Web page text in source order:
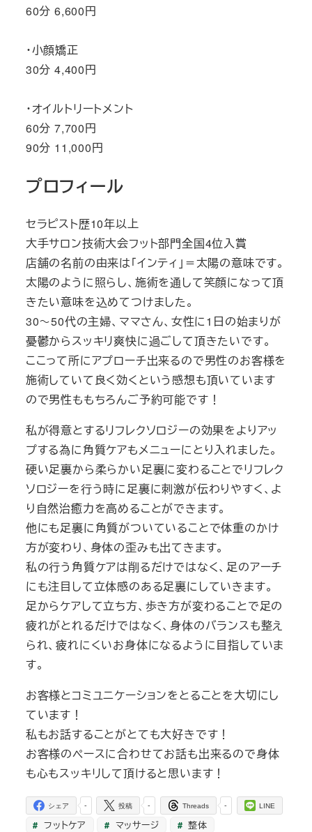
60分 6,600円
・小顔矯正
30分 4,400円
・オイルトリートメント
60分 7,700円
90分 11,000円
プロフィール
セラピスト歴10年以上
大手サロン技術大会フット部門全国4位入賞
店舗の名前の由来は「インティ」＝太陽の意味です。
太陽のように照らし、施術を通して笑顔になって頂
きたい意味を込めてつけました。
30～50代の主婦、ママさん、女性に1日の始まりが
憂鬱からスッキリ爽快に過ごして頂きたいです。
ここって所にアプローチ出来るので男性のお客様を
施術していて良く効くという感想も頂いています
ので男性ももちろんご予約可能です！
私が得意とするリフレクソロジーの効果をよりアッ
プする為に角質ケアもメニューにとり入れました。
硬い足裏から柔らかい足裏に変わることでリフレク
ソロジーを行う時に足裏に刺激が伝わりやすく、よ
り自然治癒力を高めることができます。
他にも足裏に角質がついていることで体重のかけ
方が変わり、身体の歪みも出てきます。
私の行う角質ケアは削るだけではなく、足のアーチ
にも注目して立体感のある足裏にしていきます。
足からケアして立ち方、歩き方が変わることで足の
疲れがとれるだけではなく、身体のバランスも整え
られ、疲れにくいお身体になるように目指していま
す。
お客様とコミユニケーションをとることを大切にし
ています！
私もお話することがとても大好きです！
お客様のペースに合わせてお話も出来るので身体
も心もスッキリして頂けると思います！
-
シェア -
投稿 -
Threads LINE
フットケア マッサージ 整体